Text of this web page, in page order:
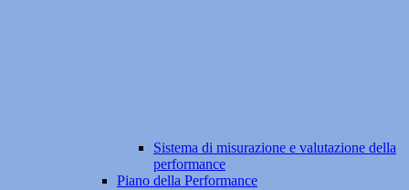
Sistema di misurazione e valutazione della
performance
Piano della Performance